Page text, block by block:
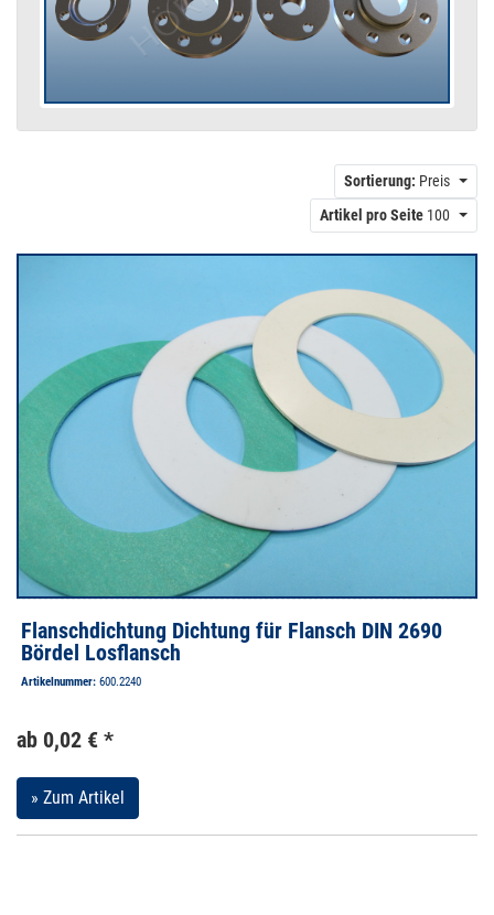
Sortierung: Preis
Artikel pro Seite 100
Flanschdichtung Dichtung für Flansch DIN 2690
Bördel Losflansch
Artikelnummer: 600.2240
ab 0,02 € *
» Zum Artikel